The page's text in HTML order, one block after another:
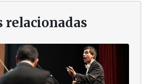
relacionadas